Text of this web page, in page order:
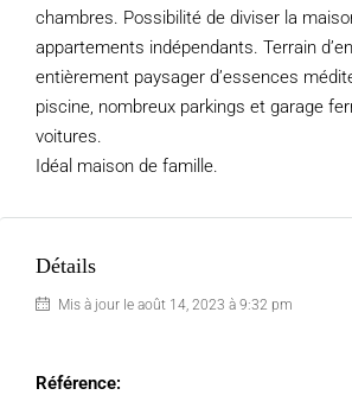
chambres. Possibilité de diviser la
appartements indépendants. Terrain
entièrement paysager d’essences
piscine, nombreux parkings et garage
voitures.
Idéal maison de famille.
Détails
Mis à jour le août 14, 2023 à 9:32 pm
Référence: